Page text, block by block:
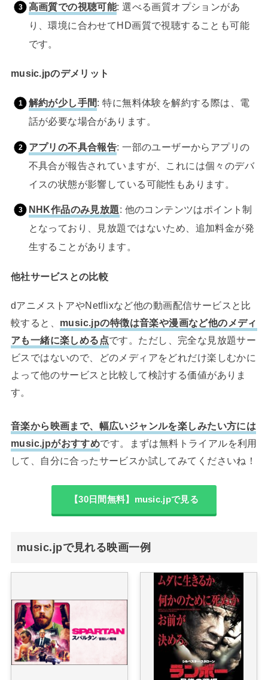
高画質での視聴可能: 選べる画質オプションがあ
り、環境に合わせてHD画質で視聴することも可能
です。
music.jpのデメリット
解約が少し手間: 特に無料体験を解約する際は、電
話が必要な場合があります。
アプリの不具合報告: 一部のユーザーからアプリの
不具合が報告されていますが、これには個々のデバ
イスの状態が影響している可能性もあります。
NHK作品のみ見放題: 他のコンテンツはポイント制
となっており、見放題ではないため、追加料金が発
生することがあります。
他社サービスとの比較
dアニメストアやNetflixなど他の動画配信サービスと比
較すると、 music.jpの特徴は音楽や漫画など他のメディ
アも一緒に楽しめる点です。ただし、完全な見放題サー
ビスではないので、どのメディアをどれだけ楽しむかに
よって他のサービスと比較して検討する価値がありま
す。
音楽から映画まで、幅広いジャンルを楽しみたい方には
music.jpがおすすめです。まずは無料トライアルを利用
して、自分に合ったサービスか試してみてくださいね！
【30日間無料】music.jpで見る
music.jpで見れる映画一例